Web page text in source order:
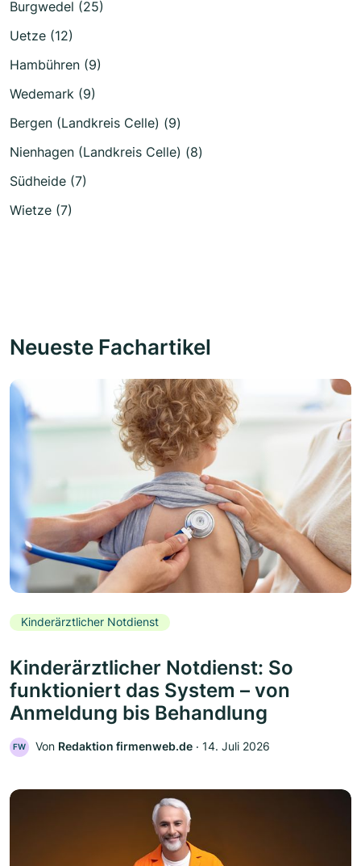
Burgwedel (25)
Uetze (12)
Hambühren (9)
Wedemark (9)
Bergen (Landkreis Celle) (9)
Nienhagen (Landkreis Celle) (8)
Südheide (7)
Wietze (7)
Neueste Fachartikel
Kinderärztlicher Notdienst
Kinderärztlicher Notdienst: So
funktioniert das System – von
Anmeldung bis Behandlung
FW Von Redaktion firmenweb.de ‧ 14. Juli 2026